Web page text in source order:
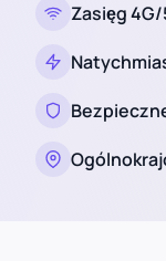
Zasięg 4G/